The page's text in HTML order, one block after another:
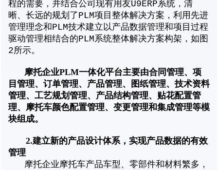
程的需要，并结合公司现有用友U9ERP系统，清
晰、长远的规划了PLM项目整体解决方案，利用先进
管理理念和PLM技术建立以产品数据管理和项目过程
驱动管理相结合的PLM系统整体解决方案构架，如图
2所示。
摩托企业PLM一体化平台主要由合同管理、项
目管理、订单管理、产品管理、图纸管理、技术资料
管理、工艺规划管理、产品结构管理、贴花配置管
理、摩托车颜色配置管理、变更管理和集成管理等模
块组成。
2.建立新的产品设计体系，实现产品数据的有效
管理
摩托企业摩托车产品车型、零部件和材料繁多，